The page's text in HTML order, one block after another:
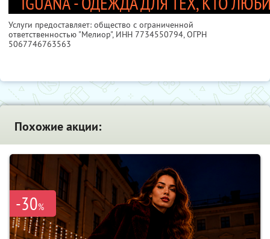
Услуги предоставляет: общество с ограниченной
ответственностью "Мелиор", ИНН 7734550794, ОГРН
5067746763563
Похожие акции:
-30%